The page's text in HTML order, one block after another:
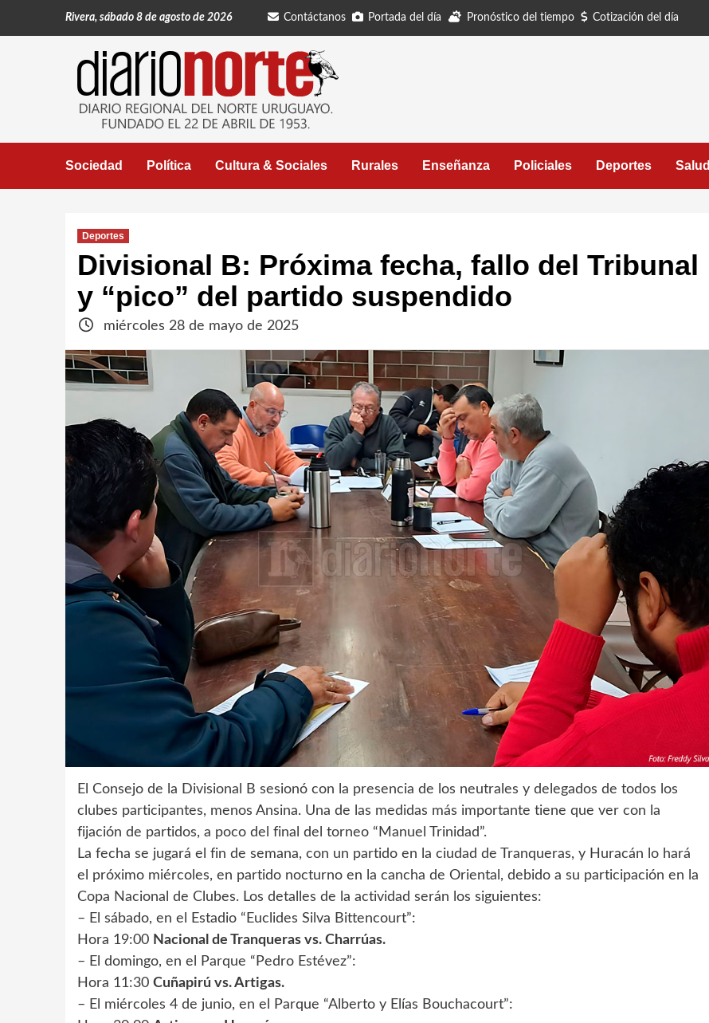
Rivera, sábado 8 de agosto de 2026 Contáctanos Portada del día Pronóstico del tiempo Cotización del día
Sociedad Política Cultura & Sociales Rurales Enseñanza Policiales Deportes Salud
Deportes
Divisional B: Próxima fecha, fallo del Tribunal
y “pico” del partido suspendido
miércoles 28 de mayo de 2025
El Consejo de la Divisional B sesionó con la presencia de los neutrales y delegados de todos los
clubes participantes, menos Ansina. Una de las medidas más importante tiene que ver con la
fijación de partidos, a poco del final del torneo “Manuel Trinidad”.
La fecha se jugará el fin de semana, con un partido en la ciudad de Tranqueras, y Huracán lo hará
el próximo miércoles, en partido nocturno en la cancha de Oriental, debido a su participación en la
Copa Nacional de Clubes. Los detalles de la actividad serán los siguientes:
– El sábado, en el Estadio “Euclides Silva Bittencourt”:
Hora 19:00 Nacional de Tranqueras vs. Charrúas.
– El domingo, en el Parque “Pedro Estévez”:
Hora 11:30 Cuñapirú vs. Artigas.
– El miércoles 4 de junio, en el Parque “Alberto y Elías Bouchacourt”: